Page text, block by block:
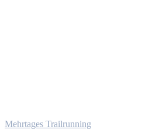
Mehrtages Trailrunning